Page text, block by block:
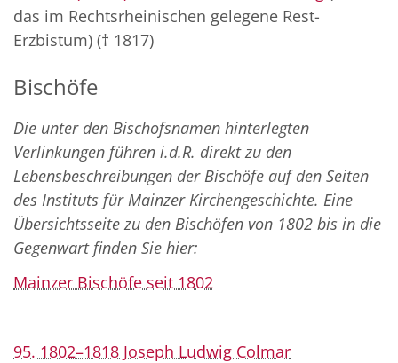
das im Rechtsrheinischen gelegene Rest-
Erzbistum) († 1817)
Bischöfe
Die unter den Bischofsnamen hinterlegten
Verlinkungen führen i.d.R. direkt zu den
Lebensbeschreibungen der Bischöfe auf den Seiten
des Instituts für Mainzer Kirchengeschichte. Eine
Übersichtsseite zu den Bischöfen von 1802 bis in die
Gegenwart finden Sie hier:
Mainzer Bischöfe seit 1802
95. 1802–1818 Joseph Ludwig Colmar